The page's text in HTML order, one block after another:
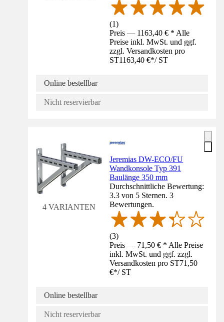
(1)
Preis — 1163,40 € * Alle
Preise inkl. MwSt. und ggf.
zzgl. Versandkosten pro
ST1163,40 €*/ ST
Online bestellbar
Nicht reservierbar
4 VARIANTEN
Jeremias DW-ECO/FU
Wandkonsole Typ 391
Baulänge 350 mm
Durchschnittliche Bewertung:
3.3 von 5 Sternen. 3
Bewertungen.
(3)
Preis — 71,50 € * Alle Preise
inkl. MwSt. und ggf. zzgl.
Versandkosten pro ST71,50
€*/ ST
Online bestellbar
Nicht reservierbar